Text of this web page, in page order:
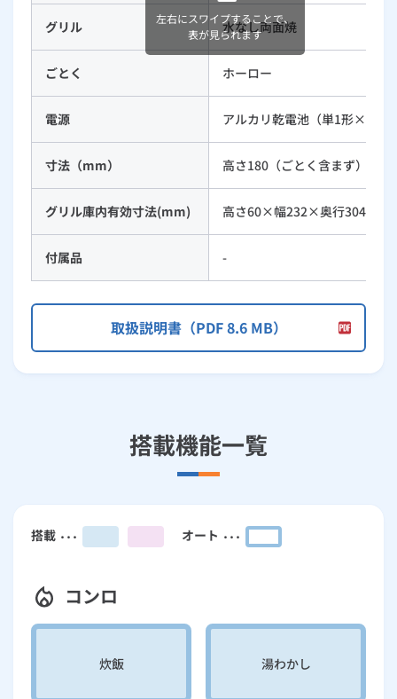
グリル 水なし両面焼
ごとく ホーロー
電源 アルカリ乾電池（単1形×2）
寸法（mm） 高さ180（ごとく含まず）×
グリル庫内有効寸法(mm) 高さ60×幅232×奥行304
付属品 -
左右にスワイプすることで、
表が見られます
取扱説明書（PDF 8.6 MB）
搭載機能一覧
搭載 オート
コンロ
炊飯 湯わかし